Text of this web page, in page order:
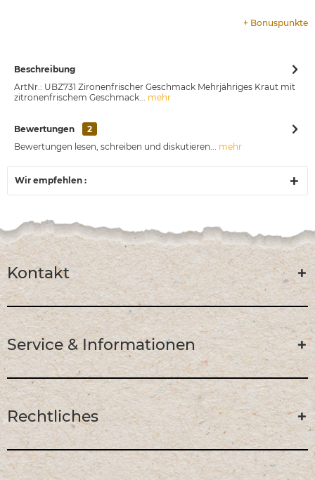
+ Bonuspunkte
Beschreibung
ArtNr.: UBZ731 Zironenfrischer Geschmack Mehrjähriges Kraut mit
zitronenfrischem Geschmack... mehr
Bewertungen
2
Bewertungen lesen, schreiben und diskutieren... mehr
Wir empfehlen :
Kontakt
Service & Informationen
Rechtliches